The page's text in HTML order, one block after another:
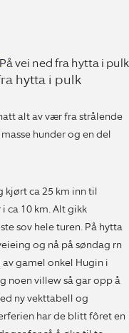
hytta i pulk
alt av vær fra strålende
hunder og en del
kjørt ca 25 km inn til
ca 10 km. Alt gikk
sov hele turen. På hytta
og nå på søndag rn
gamel onkel Hugin i
noen villew så gar opp å
ny vekttabell og
har de blitt fôret en